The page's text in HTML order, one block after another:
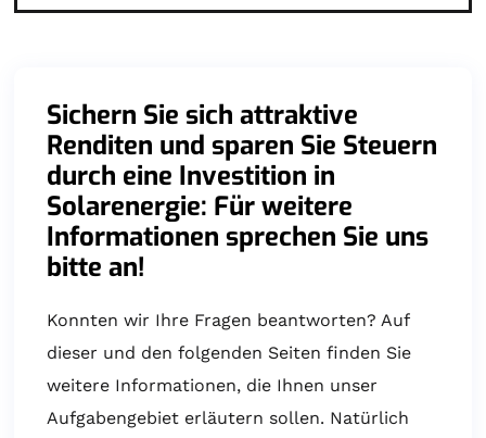
Sichern Sie sich attraktive
Renditen und sparen Sie Steuern
durch eine Investition in
Solarenergie: Für weitere
Informationen sprechen Sie uns
bitte an!
Konnten wir Ihre Fragen beantworten? Auf
dieser und den folgenden Seiten finden Sie
weitere Informationen, die Ihnen unser
Aufgabengebiet erläutern sollen. Natürlich